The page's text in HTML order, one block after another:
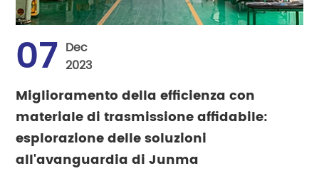
07 Dec
2023
Miglioramento della efficienza con
materiale di trasmissione affidabile:
esplorazione delle soluzioni
all'avanguardia di Junma